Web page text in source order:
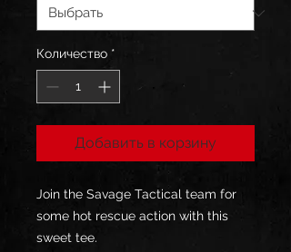
Количество *
Добавить в корзину
Join the Savage Tactical team for
some hot rescue action with this
sweet tee.